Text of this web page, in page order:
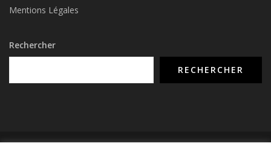
Mentions Légales
Rechercher
RECHERCHER